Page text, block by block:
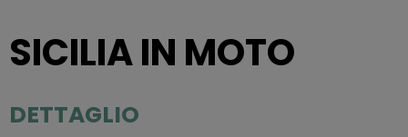
SICILIA IN MOTO
DETTAGLIO